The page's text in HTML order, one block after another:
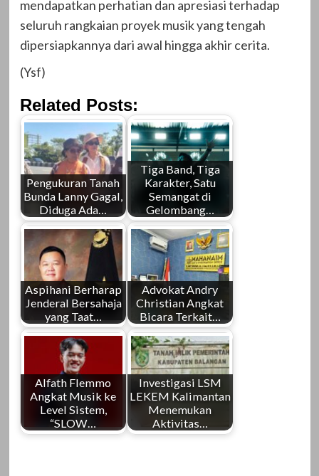
mendapatkan perhatian dan apresiasi terhadap
seluruh rangkaian proyek musik yang tengah
dipersiapkannya dari awal hingga akhir cerita.
(Ysf)
Related Posts:
Pengukuran Tanah
Bunda Lanny Gagal,
Diduga Ada…
Tiga Band, Tiga
Karakter, Satu
Semangat di
Gelombang…
Aspihani Berharap
Jenderal Bersahaja
yang Taat…
Advokat Andry
Christian Angkat
Bicara Terkait…
Alfath Flemmo
Angkat Musik ke
Level Sistem,
“SLOW…
Investigasi LSM
LEKEM Kalimantan
Menemukan
Aktivitas…